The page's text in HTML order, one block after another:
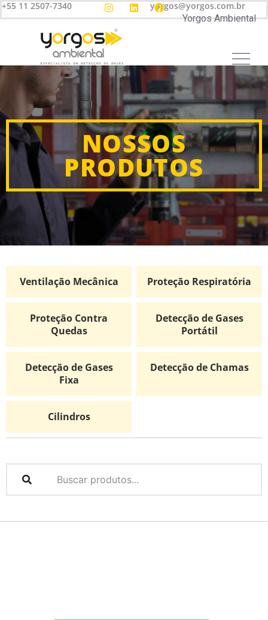
+55 11 2507-7340 yorgos@yorgos.com.br
NOSSOS
PRODUTOS
Ventilação Mecânica Proteção Respiratória
Proteção Contra
Quedas
Detecção de Gases
Portátil
Detecção de Gases
Fixa
Detecção de Chamas
Cilindros
Yorgos Ambiental